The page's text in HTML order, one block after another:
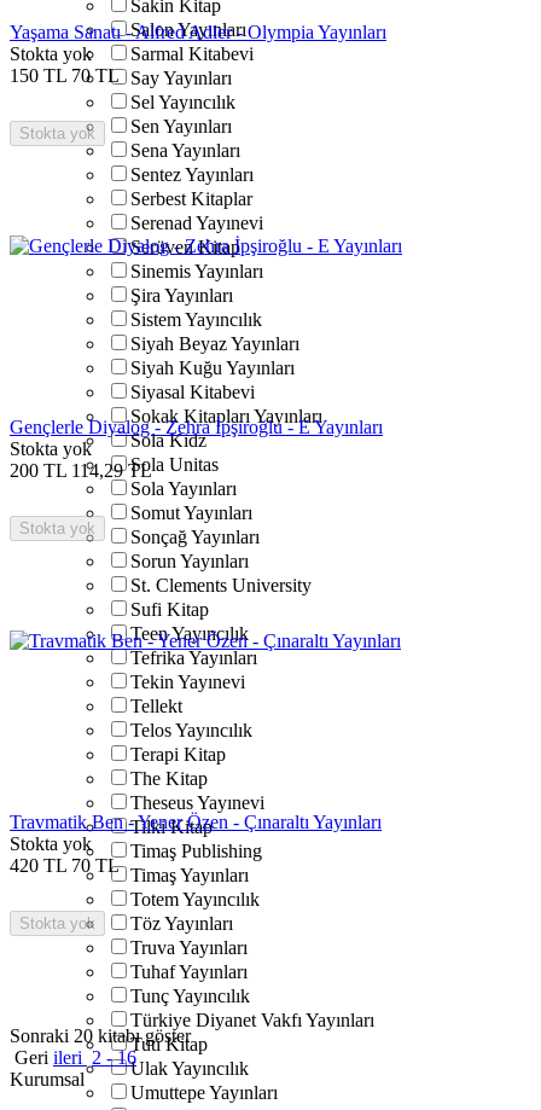
Sakin Kitap
Salon Yayınları
Sarmal Kitabevi
Say Yayınları
Sel Yayıncılık
Sen Yayınları
Sena Yayınları
Sentez Yayınları
Serbest Kitaplar
Serenad Yayınevi
Serüven Kitap
Sinemis Yayınları
Şira Yayınları
Sistem Yayıncılık
Siyah Beyaz Yayınları
Siyah Kuğu Yayınları
Siyasal Kitabevi
Sokak Kitapları Yayınları
Sola Kidz
Sola Unitas
Sola Yayınları
Somut Yayınları
Sonçağ Yayınları
Sorun Yayınları
St. Clements University
Sufi Kitap
Teen Yayıncılık
Tefrika Yayınları
Tekin Yayınevi
Tellekt
Telos Yayıncılık
Terapi Kitap
The Kitap
Theseus Yayınevi
Tilki Kitap
Timaş Publishing
Timaş Yayınları
Totem Yayıncılık
Töz Yayınları
Truva Yayınları
Tuhaf Yayınları
Tunç Yayıncılık
Türkiye Diyanet Vakfı Yayınları
Tuti Kitap
Ulak Yayıncılık
Umuttepe Yayınları
Yaşama Sanatı - Alfred Adler - Olympia Yayınları
Stokta yok
150 TL 70 TL
Stokta yok
Gençlerle Diyalog - Zehra İpşiroğlu - E Yayınları
Stokta yok
200 TL 114,29 TL
Stokta yok
Travmatik Ben - Yener Özen - Çınaraltı Yayınları
Stokta yok
420 TL 70 TL
Stokta yok
Sonraki 20 kitabı göster
Geri ileri 2 - 16
Kurumsal